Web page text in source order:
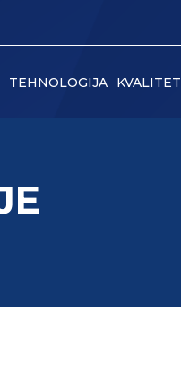
TEHNOLOGIJA KVALITET